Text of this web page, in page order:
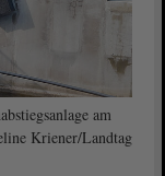
am
Kriener/Landtag